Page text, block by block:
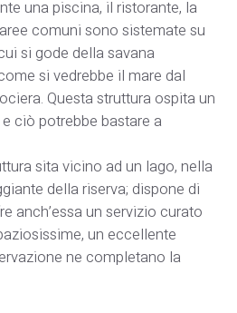
una piscina, il ristorante, la
comuni sono sistemate su
si gode della savana
si vedrebbe il mare dal
Questa struttura ospita un
ciò potrebbe bastare a
sita vicino ad un lago, nella
della riserva; dispone di
anch’essa un servizio curato
un eccellente
ne completano la